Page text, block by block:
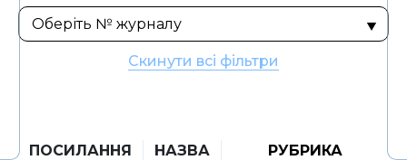
Скинути всі фільтри
ПОСИЛАННЯ НАЗВА РУБРИКА